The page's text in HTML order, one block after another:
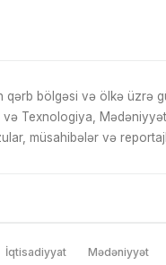
qərb bölgəsi və ölkə üzrə
Texnologiya,
müsahibələr və
İqtisadiyyat Mədəniyyət